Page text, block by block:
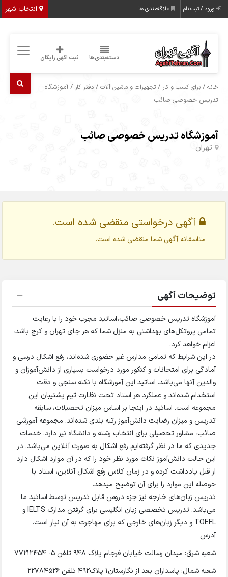
انتخاب شهر ورود / ثبت نام علاقه‌مندی ها
دسته‌بندی‌ها ثبت اگهی رایگان
خانه /برای کسب و کار /تجهیزات و ماشین آلات /دفتر کار / آموزشگاه
تدریس خصوصی صائب
آموزشگاه تدریس خصوصی صائب
تهران
آگهی درخواستی منقضی شده است.
متاسفانه آگهی شما منقضی شده است.
توضیحات آگهی
آموزشگاه تدریس خصوصی صائب،اساتید مجرب خود را با رعایت
تمامی پروتکل‌های بهداشتی به منزل شما که هر جای تهران و کرج باشد،
اعزام خواهد کرد.
در این شرایط که تمامی مدارس غیر حضوری شده‌اند، رفع اشکال درسی و
آمادگی برای امتحانات و کنکور مورد درخواست بسیاری از دانش‌آموزان و
والدین آنها می‌باشد. اساتید این آموزشگاه با نکته سنجی و دقت
استخدام شده‌اند و عملکرد هر استاد تحت نظارت تیم پشتیبان این
مجموعه است. اساتید در اینجا بر اساس میزان تحصیلات، سابقه
تدریس و میزان رضایت دانش‌آموز رتبه بندی شده‌اند. مجموعه آموزشی
صائب، مشاور تحصیلی برای انتخاب رشته و دانشگاه نیز دارد. خدمات
جدیدی که ما در نظر گرفته‌ایم رفع اشکال به صورت آنلاین می‌باشد. در
این حالت دانش‌آموز نکات مورد نظر خود را که در آن موارد اشکال دارد
از قبل یادداشت کرده و در زمان کلاس رفع اشکال آنلاین، استاد با
حوصله این موارد را برای آن توضیح میدهد.
تدریس زبان‌های خارجه نیز جزء دروس قابل تدریس توسط اساتید ما
می‌باشد. تدریس تخصصی زبان انگلیسی برای گرفتن مدارک IELTS و
TOEFL و دیگر زبان‌های خارجی که برای مهاجرت به آن نیاز است.
آدرس
شعبه شرق: میدان رسالت خیابان فرجام پلاک ۹۴۸ تلفن 5- 77212454
شعبه شمال: پاسداران بعد از نگارستان۱ پلاک۴۹۲ تلفن ۲۲۷۸۴۵۲۶